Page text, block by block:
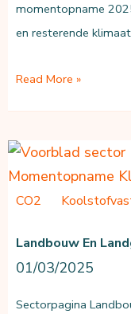
momentopname
en resterende
Klimaatkansen
omgeving,
momentopname
2025
Read More »
CO2
Landbouw En
01/03/2025
Sectorpagina